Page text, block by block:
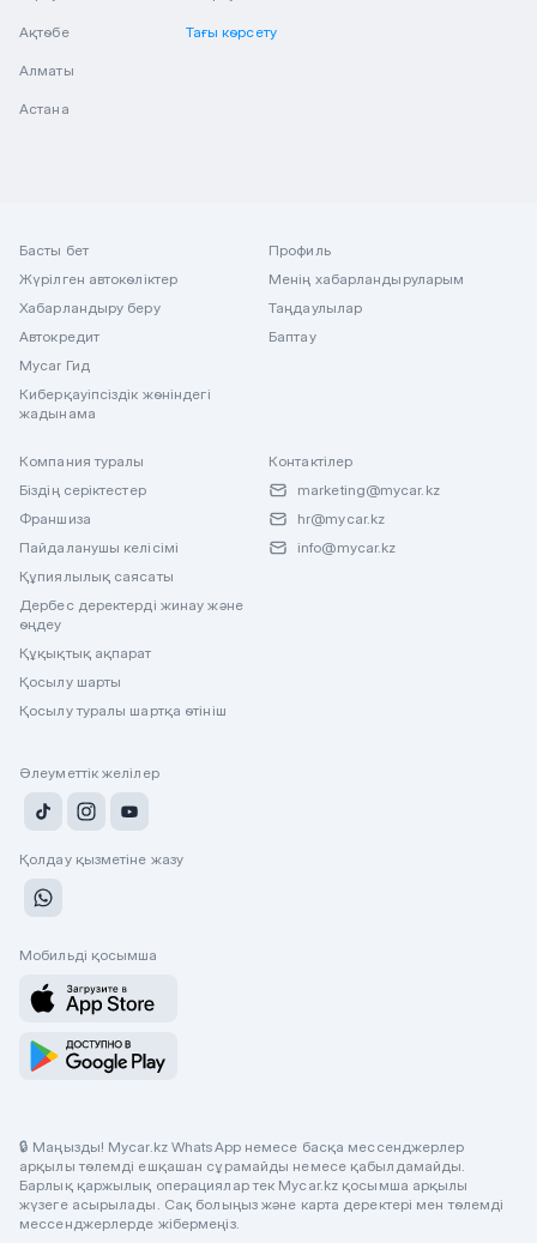
Ақтөбе
Алматы
Астана
Тағы көрсету
Басты бет
Жүрілген автокөліктер
Хабарландыру беру
Автокредит
Mycar Гид
Киберқауіпсіздік жөніндегі
жадынама
Профиль
Менің хабарландыруларым
Таңдаулылар
Баптау
Компания туралы
Біздің серіктестер
Франшиза
Пайдаланушы келісімі
Құпиялылық саясаты
Дербес деректерді жинау және
өңдеу
Құқықтық ақпарат
Қосылу шарты
Қосылу туралы шартқа өтініш
Контактілер
marketing@mycar.kz
hr@mycar.kz
info@mycar.kz
Әлеуметтік желілер
Қолдау қызметіне жазу
Мобильді қосымша
🔒 Маңызды! Mycar.kz WhatsApp немесе басқа мессенджерлер
арқылы төлемді ешқашан сұрамайды немесе қабылдамайды.
Барлық қаржылық операциялар тек Mycar.kz қосымша арқылы
жүзеге асырылады. Сақ болыңыз және карта деректері мен төлемді
мессенджерлерде жібермеңіз.